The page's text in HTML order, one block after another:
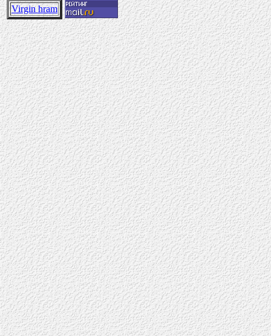
Virgin hram